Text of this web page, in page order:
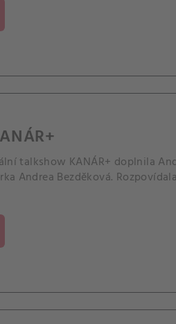
talkshow KANÁR+ doplnila
Andrea Bezděková.